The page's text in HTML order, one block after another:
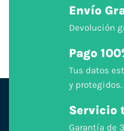
Envío
Devolución
Pago
Tus datos
y protegidos.
Servicio
Garantía de